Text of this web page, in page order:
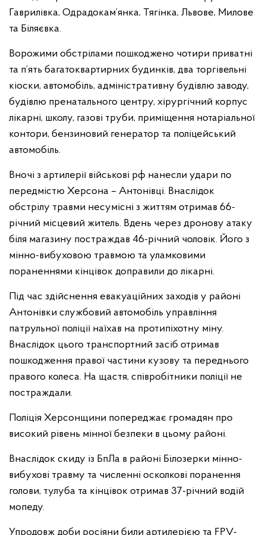
Гаврилівка, Одрадокам’янка, Тягінка, Львове, Милове
та Біляєвка.
Ворожими обстрілами пошкоджено чотири приватні
та п’ять багатоквартирних будинків, два торгівельні
кіоски, автомобіль, адміністративну будівлю заводу,
будівлю пренатального центру, хірургічний корпус
лікарні, школу, газові труби, приміщення нотаріальної
контори, бензиновий генератор та поліцейський
автомобіль.
Вночі з артилерії військові рф нанесли удари по
передмістю Херсона – Антонівці. Внаслідок
обстрілу травми несумісні з життям отримав 66-
річний місцевий житель. Вдень через дронову атаку
біля магазину постраждав 46-річний чоловік. Його з
мінно-вибуховою травмою та уламковими
пораненнями кінцівок доправили до лікарні.
Під час здійснення евакуаційних заходів у районі
Антонівки службовий автомобіль управління
патрульної поліції наїхав на протипіхотну міну.
Внаслідок цього транспортний засіб отримав
пошкодження правої частини кузову та переднього
правого колеса. На щастя, співробітники поліції не
постраждали.
Поліція Херсонщини попереджає громадян про
високий рівень мінної безпеки в цьому районі.
Внаслідок скиду із БпЛа в районі Білозерки мінно-
вибухові травму та численні осколкові поранення
голови, тулуба та кінцівок отримав 37-річний водій
мопеду.
Упродовж доби росіяни били артилерією та FPV-